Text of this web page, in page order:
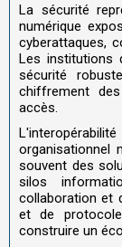
La sécurité
numérique
cyberattaques,
Les institutions
sécurité
chiffrement
accès.
organisationnel
souvent des
silos
collaboration et
et de
construire un